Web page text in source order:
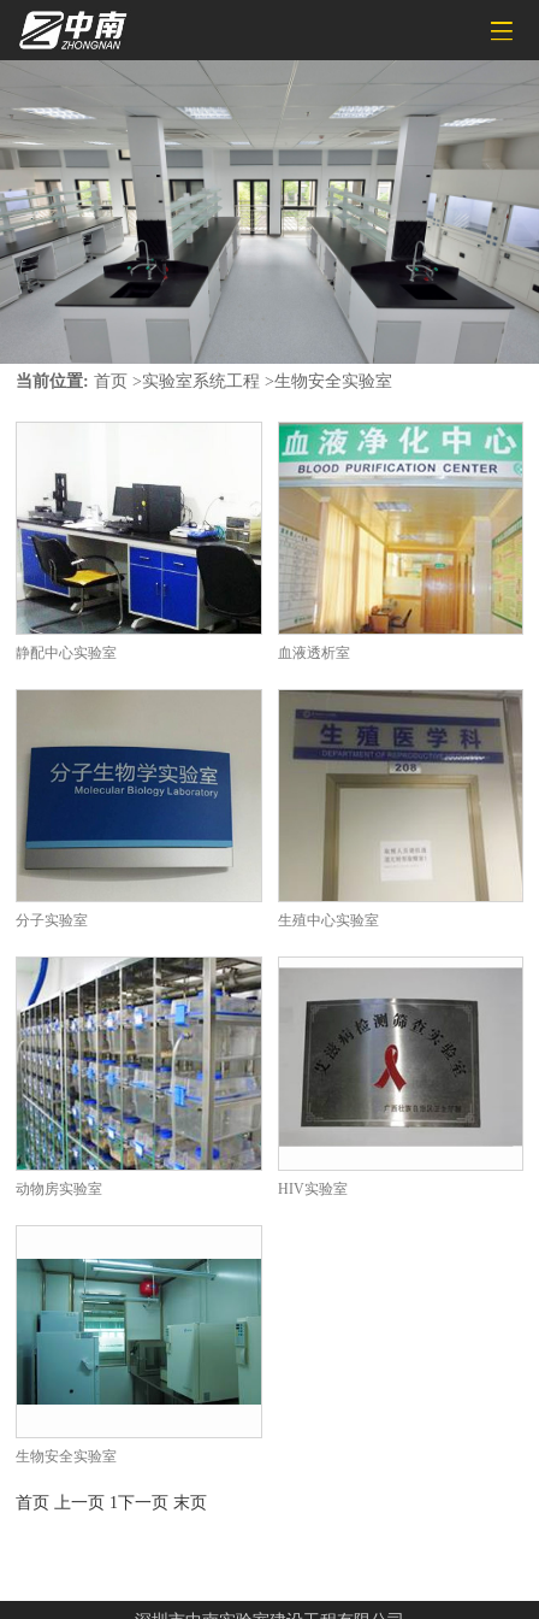
当前位置: 首页 >实验室系统工程 >生物安全实验室
静配中心实验室 血液透析室
分子实验室 生殖中心实验室
动物房实验室 HIV实验室
生物安全实验室
首页 上一页 1下一页 末页